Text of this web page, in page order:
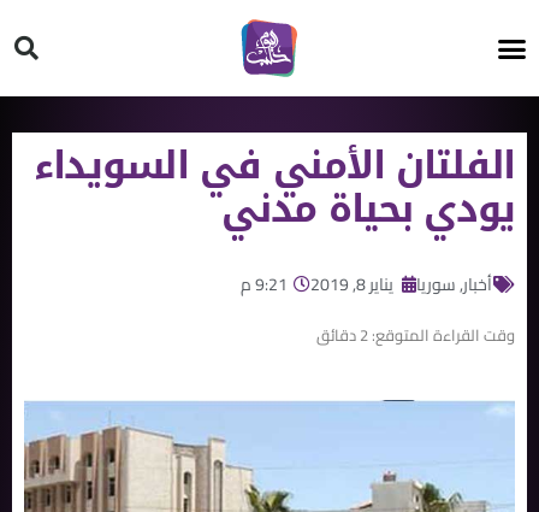
الفلتان الأمني في السويداء
يودي بحياة مدني
أخبار,سوريا يناير 8, 2019 9:21 م
وقت القراءة المتوقع:2دقائق